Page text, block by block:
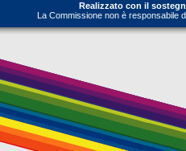
Realizzato con il
La Commissione non è responsabile